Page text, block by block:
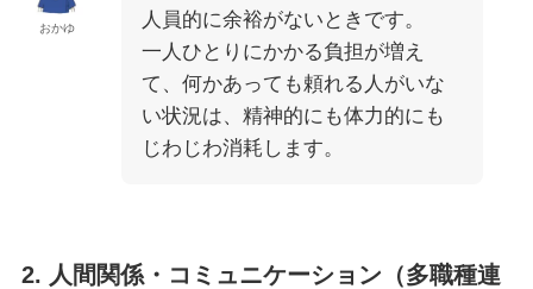
おかゆ
人員的に余裕がないときです。
一人ひとりにかかる負担が増え
て、何かあっても頼れる人がいな
い状況は、精神的にも体力的にも
じわじわ消耗します。
2. 人間関係・コミュニケーション（多職種連